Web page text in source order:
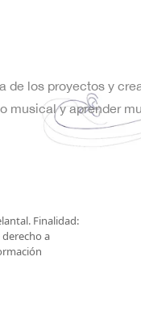
los proyectos y
musical y aprender
Finalidad:
a